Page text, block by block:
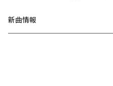
新曲情報